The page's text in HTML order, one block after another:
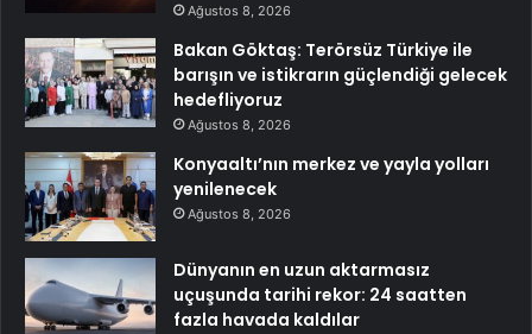
Ağustos 8, 2026
Bakan Göktaş: Terörsüz Türkiye ile
barışın ve istikrarın güçlendiği gelecek
hedefliyoruz
Ağustos 8, 2026
Konyaaltı’nın merkez ve yayla yolları
yenilenecek
Ağustos 8, 2026
Dünyanın en uzun aktarmasız
uçuşunda tarihi rekor: 24 saatten
fazla havada kaldılar